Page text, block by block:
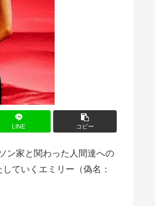
LINE コピー
ン家と関わった人間達への
ていくエミリー（偽名：